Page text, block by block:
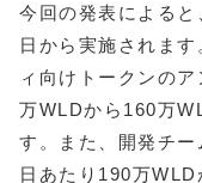
今回の発表による
日から実施されま
ィ向けトークンの
万WLDから160万
す。また、開発チ
日あたり190万